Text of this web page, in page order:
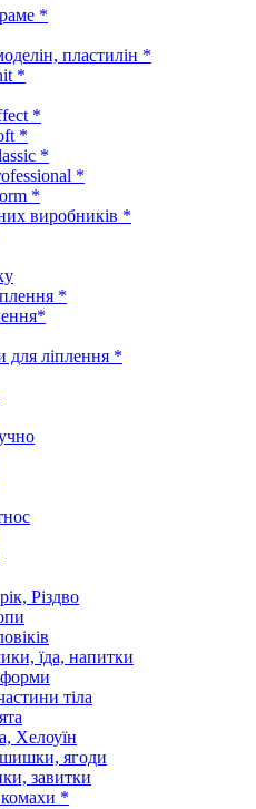
*
пластилін *
*
*
*
*
*
*
виробників *
*
для ліплення *
Різдво
їда, напитки
тіла
Хелоуїн
ягоди
завитки
*